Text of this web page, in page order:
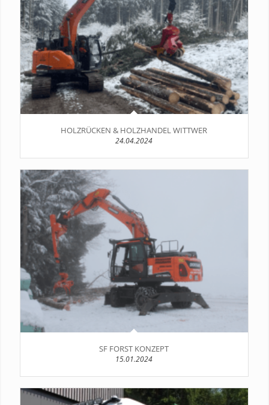
HOLZRÜCKEN & HOLZHANDEL WITTWER
24.04.2024
SF FORST KONZEPT
15.01.2024